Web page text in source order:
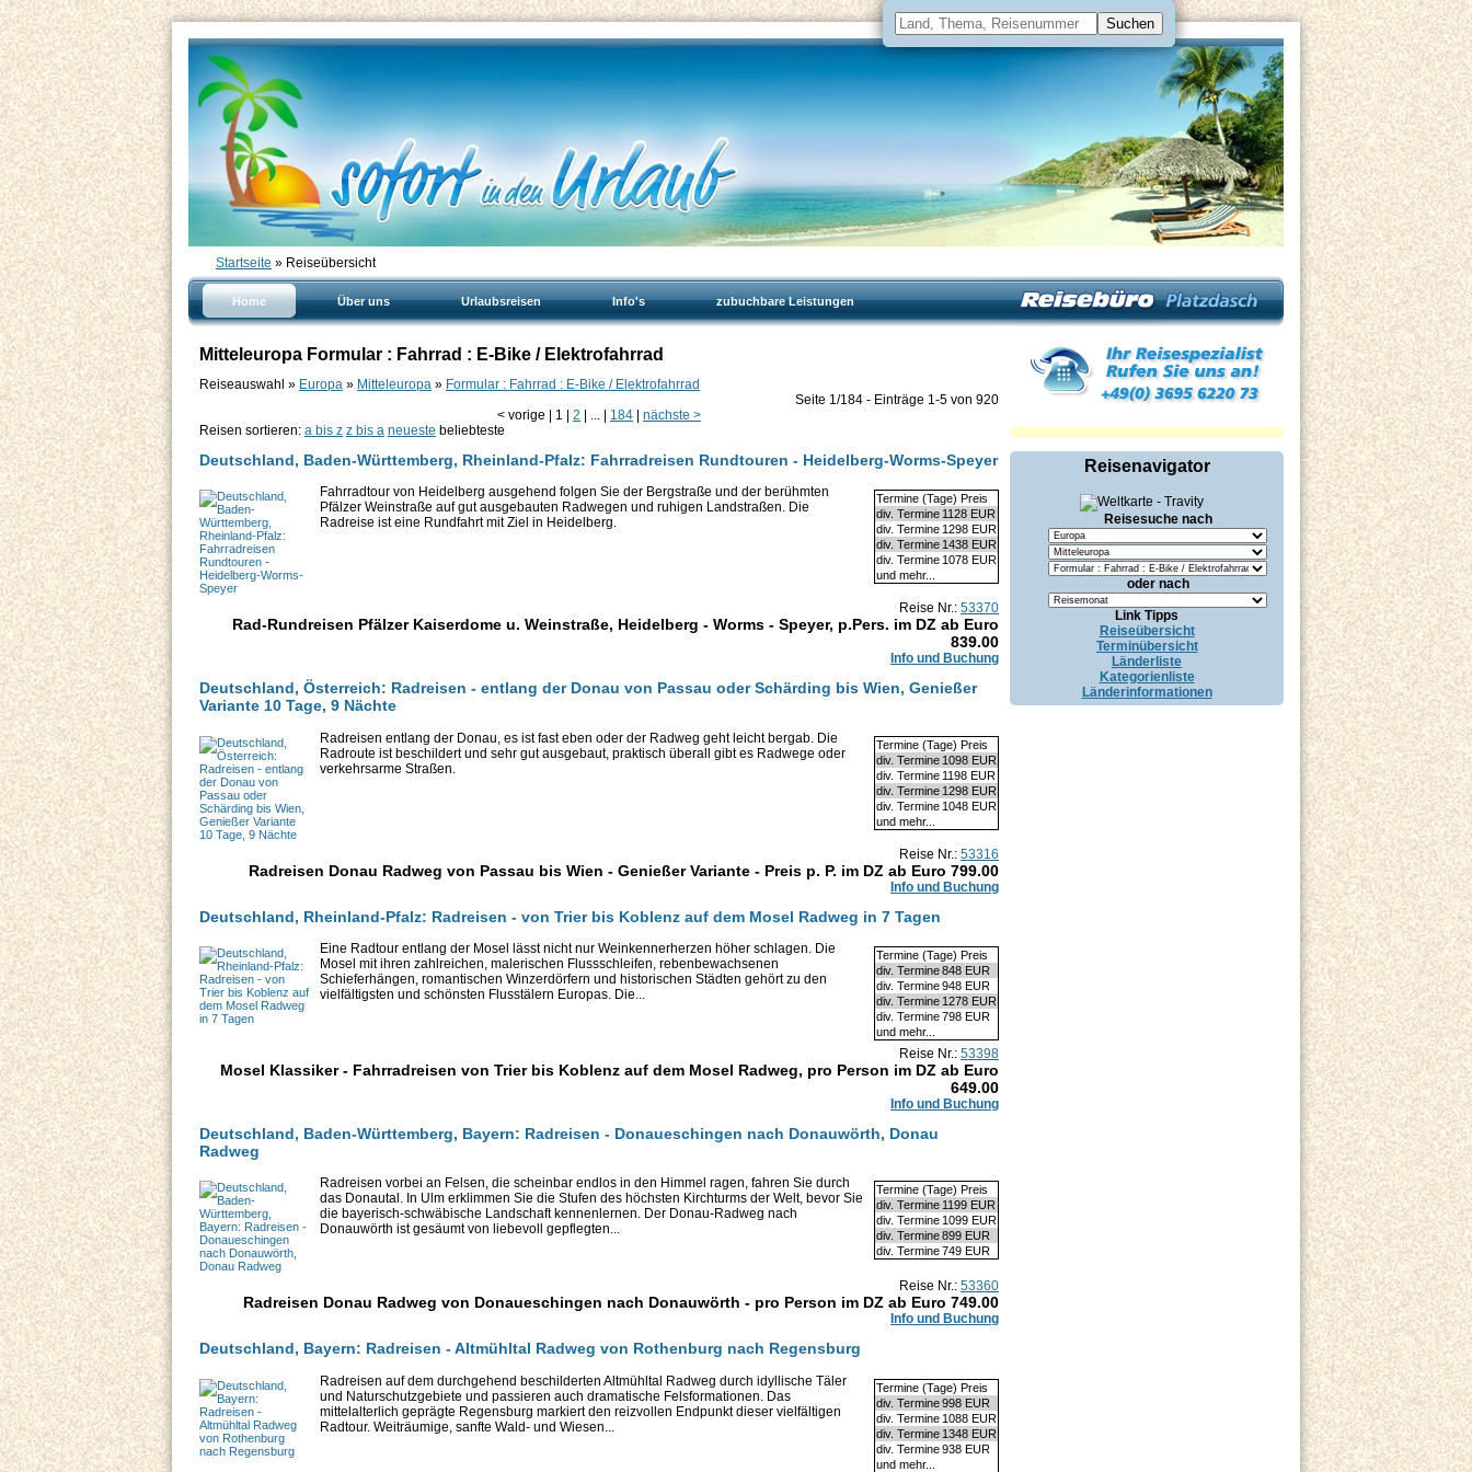
Startseite » Reiseübersicht
Home Über uns Urlaubsreisen Info's zubuchbare Leistungen
Mitteleuropa Formular : Fahrrad : E-Bike / Elektrofahrrad
Reiseauswahl » Europa » Mitteleuropa » Formular : Fahrrad : E-Bike / Elektrofahrrad
Seite 1/184 - Einträge 1-5 von 920
< vorige | 1 | 2 | | 184 | nächste >
Reisen sortieren: a bis z z bis a neueste beliebteste
Deutschland, Baden-Württemberg, Rheinland-Pfalz: Fahrradreisen Rundtouren - Heidelberg-Worms-Speyer
Termine (Tage) Preis
div. Termine 1128 EUR
div. Termine 1298 EUR
div. Termine 1438 EUR
div. Termine 1078 EUR
und mehr...
Fahrradtour von Heidelberg ausgehend folgen Sie der Bergstraße und der berühmten
Pfälzer Weinstraße auf gut ausgebauten Radwegen und ruhigen Landstraßen. Die
Radreise ist eine Rundfahrt mit Ziel in Heidelberg.
Reise Nr.: 53370
Rad-Rundreisen Pfälzer Kaiserdome u. Weinstraße, Heidelberg - Worms - Speyer, p.Pers. im DZ ab Euro
839.00
Info und Buchung
Deutschland, Österreich: Radreisen - entlang der Donau von Passau oder Schärding bis Wien, Genießer
Variante 10 Tage, 9 Nächte
Termine (Tage) Preis
div. Termine 1098 EUR
div. Termine 1198 EUR
div. Termine 1298 EUR
div. Termine 1048 EUR
und mehr...
Radreisen entlang der Donau, es ist fast eben oder der Radweg geht leicht bergab. Die
Radroute ist beschildert und sehr gut ausgebaut, praktisch überall gibt es Radwege oder
verkehrsarme Straßen.
Reise Nr.: 53316
Radreisen Donau Radweg von Passau bis Wien - Genießer Variante - Preis p. P. im DZ ab Euro 799.00
Info und Buchung
Deutschland, Rheinland-Pfalz: Radreisen - von Trier bis Koblenz auf dem Mosel Radweg in 7 Tagen
Termine (Tage) Preis
div. Termine848 EUR
div. Termine948 EUR
div. Termine 1278 EUR
div. Termine798 EUR
und mehr...
Eine Radtour entlang der Mosel lässt nicht nur Weinkennerherzen höher schlagen. Die
Mosel mit ihren zahlreichen, malerischen Flussschleifen, rebenbewachsenen
Schieferhängen, romantischen Winzerdörfern und historischen Städten gehört zu den
vielfältigsten und schönsten Flusstälern Europas. Die...
Reise Nr.: 53398
Mosel Klassiker - Fahrradreisen von Trier bis Koblenz auf dem Mosel Radweg, pro Person im DZ ab Euro
649.00
Info und Buchung
Deutschland, Baden-Württemberg, Bayern: Radreisen - Donaueschingen nach Donauwörth, Donau
Radweg
Termine (Tage) Preis
div. Termine 1199 EUR
div. Termine 1099 EUR
div. Termine899 EUR
div. Termine749 EUR
Radreisen vorbei an Felsen, die scheinbar endlos in den Himmel ragen, fahren Sie durch
das Donautal. In Ulm erklimmen Sie die Stufen des höchsten Kirchturms der Welt, bevor Sie
die bayerisch-schwäbische Landschaft kennenlernen. Der Donau-Radweg nach
Donauwörth ist gesäumt von liebevoll gepflegten...
Reise Nr.: 53360
Radreisen Donau Radweg von Donaueschingen nach Donauwörth - pro Person im DZ ab Euro 749.00
Info und Buchung
Deutschland, Bayern: Radreisen - Altmühltal Radweg von Rothenburg nach Regensburg
Termine (Tage) Preis
div. Termine998 EUR
div. Termine 1088 EUR
div. Termine 1348 EUR
div. Termine938 EUR
und mehr...
Radreisen auf dem durchgehend beschilderten Altmühltal Radweg durch idyllische Täler
und Naturschutzgebiete und passieren auch dramatische Felsformationen. Das
mittelalterlich geprägte Regensburg markiert den reizvollen Endpunkt dieser vielfältigen
Radtour. Weiträumige, sanfte Wald- und Wiesen...
Reisenavigator
Reisesuche nach
oder nach
Link Tipps
Reiseübersicht
Terminübersicht
Länderliste
Kategorienliste
Länderinformationen